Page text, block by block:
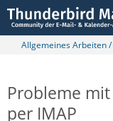
Allgemeines Arbeiten
Probleme
per IMAP